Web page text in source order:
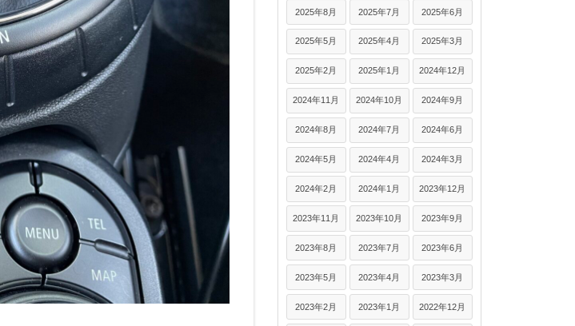
2025年8月 2025年7月 2025年6月
2025年5月 2025年4月 2025年3月
2025年2月 2025年1月 2024年12月
2024年11月 2024年10月 2024年9月
2024年8月 2024年7月 2024年6月
2024年5月 2024年4月 2024年3月
2024年2月 2024年1月 2023年12月
2023年11月 2023年10月 2023年9月
2023年8月 2023年7月 2023年6月
2023年5月 2023年4月 2023年3月
2023年2月 2023年1月 2022年12月